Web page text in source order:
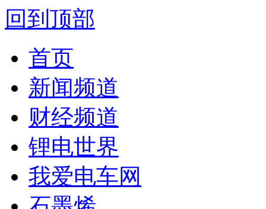
回到顶部
首页
新闻频道
财经频道
锂电世界
我爱电车网